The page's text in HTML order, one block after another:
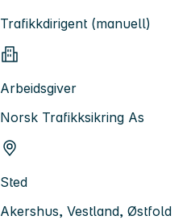
Trafikkdirigent (manuell)
Arbeidsgiver
Norsk Trafikksikring As
Sted
Akershus, Vestland, Østfold